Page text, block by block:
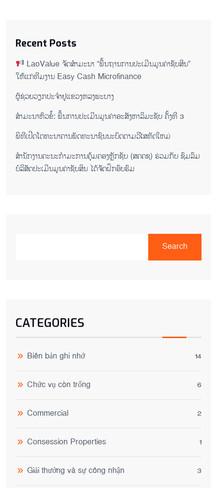
Recent Posts
LaoValue ຈັດສຳມະນາ “ພື້ນຖານການປະເມີນມູນຄ່າຊັບສິນ”
ໃຫ້ແກ່ທີມງານ Easy Cash Microfinance
ຜູ້ຊ່ວຍ​ວຽກປະ​ຈຳ​ຢູ​​ແຂວງຫລງ​ພະ​ບາງ
ສຳມະນາຫົວຂໍ້: ພື້ນການປະເມີນມູນຄ່າອະສັງຫາລິມະຊັບ ຄັ້ງທີ 3
ພິ​ທີ​ເປີດ​ໂຕ​ທະ​ນາ​ຄານ​ພັດ​ທະ​ນາ​ຊົນ​ນະ​ບົດ​ຕາມ​ວິ​ໄສ​ທັດ​ໃຫມ່
ສໍານັກງານຄະນະກໍາມະການຄຸ້ມຄອງຫຼັກຊັບ (ສຄຄຊ) ຮ່ວມກັບ ຊົມລົມ
ບໍລິສັດປະເມີນມູນຄ່າຊັບສິນ ໄດ້ຈັດຝຶກອົບຮົມ
Search
CATEGORIES
Biên bản ghi nhớ 14
Chức vụ còn trống 6
Commercial 2
Consession Properties 1
Giải thưởng và sự công nhận 3